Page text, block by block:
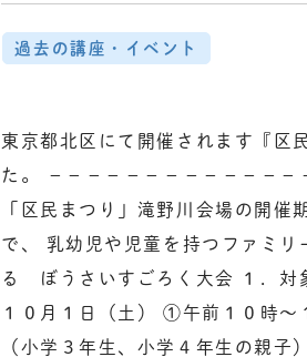
過去の講座・イベント
東京都北区にて開催されます『区
た。 －－－－－－－－－－－－
「区民まつり」滝野川会場の開催
で、 乳幼児や児童を持つファミ
る ぼうさいすごろく大会 １．
１０月１日（土） ①午前１０時
（小学３年生、小学４年生の親